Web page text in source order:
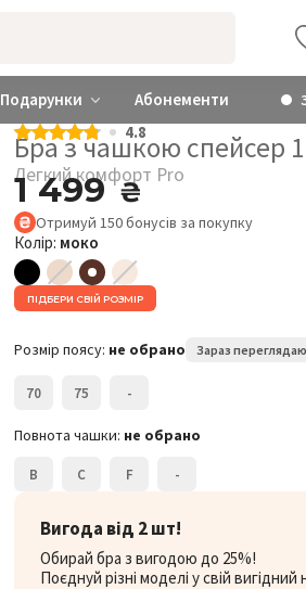
Подарунки Абонементи
4.8
Бра з чашкою спейсер
Легкий комфорт Pro
1 499₴
Отримуй 150бонусів за покупку
Колір: моко
ПІДБЕРИ СВІЙ РОЗМІР
Розмір поясу: не обрано Зараз
70 75 -
Повнота чашки: не обрано
B C F -
Вигода від 2 шт!
Обирай бра з вигодою до 25%!
Поєднуй різні моделі у свій вигідний
Легкий комфорт Pro
Бра з чашкою спейсер
118LC
Розмір:
2 398 ₴